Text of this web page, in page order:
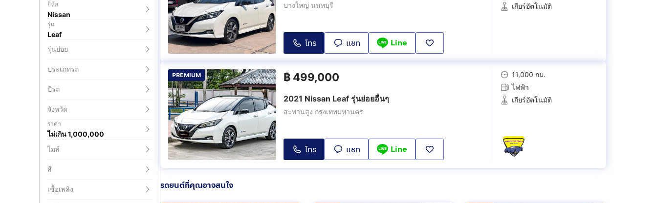
ยี่ห้อ
Nissan
รุ่น
Leaf
รุ่นย่อย
ประเภทรถ
ปีรถ
จังหวัด
ราคา
ไม่เกิน 1,000,000
ไมล์
สี
เชื้อเพลิง
บางใหญ่ นนทบุรี
โทร แชท Line
เกียร์อัตโนมัติ
PREMIUM ฿ 499,000
2021 Nissan Leaf รุ่นย่อยอื่นๆ
สะพานสูง กรุงเทพมหานคร
โทร แชท Line
11,000 กม.
ไฟฟ้า
เกียร์อัตโนมัติ
รถยนต์ที่คุณอาจสนใจ